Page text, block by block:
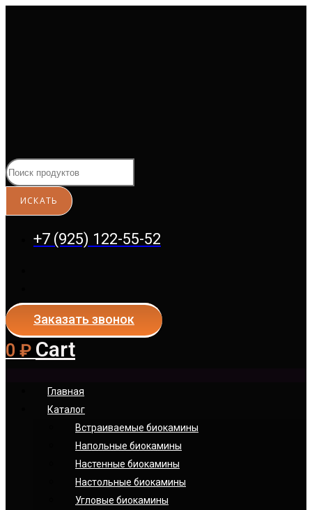
+7 (925) 122-55-52
Заказать звонок
0 ₽ Cart
Главная
Каталог
Встраиваемые биокамины
Напольные биокамины
Настенные биокамины
Настoльные биокамины
Угловые биокамины